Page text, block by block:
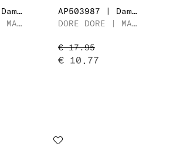
AP503987 | Dames Sneaker
DORE DORE | MAILLE UNIE AVEC LUREX
AP503987 | Dames Sneaker
DORE DORE | MAILLE UNIE AVEC LUREX
€ 17.95
€ 10.77